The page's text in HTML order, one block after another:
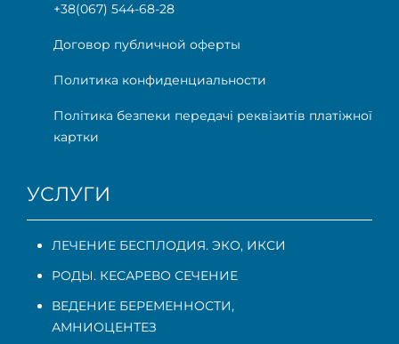
+38(067) 544-68-28
Договор публичной оферты
Политика конфиденциальности
Політика безпеки передачі реквізитів платіжної
картки
УСЛУГИ
ЛЕЧЕНИЕ БЕСПЛОДИЯ. ЭКО, ИКСИ
РОДЫ. КЕСАРЕВО СЕЧЕНИЕ
ВЕДЕНИЕ БЕРЕМЕННОСТИ,
АМНИОЦЕНТЕЗ